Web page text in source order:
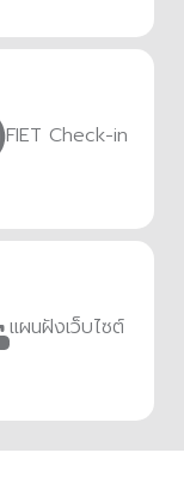
FIET Check-in
แผนฝังเว็บไซต์